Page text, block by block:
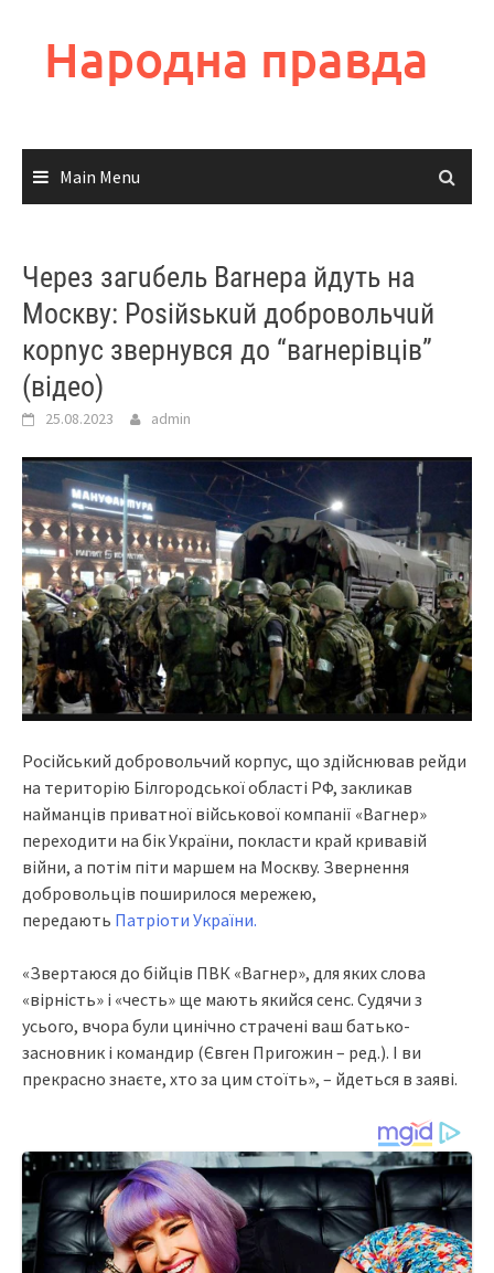
contentНародна правда
Main Menu
Через загuбель Ваrнера йдуть на
Москву: Роsiйsькuй добровольчuй
корnус звернувся до “ваrнерівців”
(відео)
25.08.2023 admin
Російський добровольчий корпус, що здійснював рейди
на територію Білгородської області РФ, закликав
найманців приватної військової компанії «Вагнер»
переходити на бік України, покласти край кривавій
війни, а потім піти маршем на Москву. Звернення
добровольців поширилося мережею,
передають Патріоти України.
«Звертаюся до бійців ПВК «Вагнер», для яких слова
«вірність» і «честь» ще мають якийся сенс. Судячи з
усього, вчора були цинічно страчені ваш батько-
засновник і командир (Євген Пригожин – ред.). І ви
прекрасно знаєте, хто за цим стоїть», – йдеться в заяві.